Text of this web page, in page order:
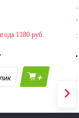
1180
+